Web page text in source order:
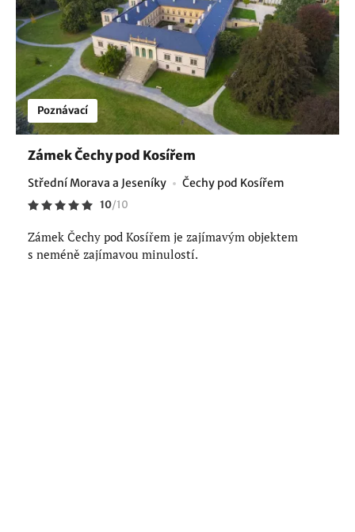
Poznávací
Zámek Čechy pod Kosířem
Střední Morava a Jeseníky Čechy pod Kosířem
10/10
Zámek Čechy pod Kosířem je zajímavým objektem
s neméně zajímavou minulostí.